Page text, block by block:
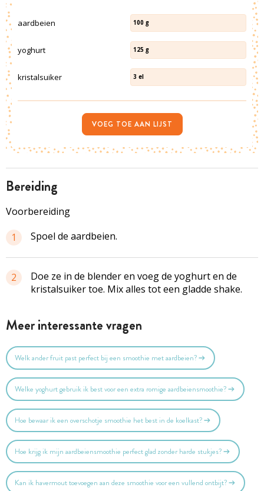
bereiding
Voorbereiding
1
Spoel de aardbeien.
2
Doe ze in de blender en voeg de yoghurt en de
kristalsuiker toe. Mix alles tot een gladde shake.
Meer interessante vragen
Welk ander fruit past perfect bij een smoothie met aardbeien?
Welke yoghurt gebruik ik best voor een extra romige aardbeiensmoothie?
Hoe bewaar ik een overschotje smoothie het best in de koelkast?
Hoe krijg ik mijn aardbeiensmoothie perfect glad zonder harde stukjes?
Kan ik havermout toevoegen aan deze smoothie voor een vullend ontbijt?
aardbeien 100 g
yoghurt 125 g
kristalsuiker 3 el
VOEG TOE AAN LIJST